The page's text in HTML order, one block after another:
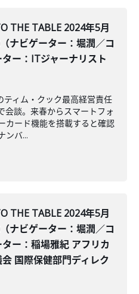
THE TABLE 2024年5月
ナビゲーター：堀潤／コ
ー：ITジャーナリスト
ィム・クック最高経営責任
会談。来春からスマートフォ
カード機能を搭載すると確認
ンバ...
THE TABLE 2024年5月
ナビゲーター：堀潤／コ
ー：稲場雅紀 アフリカ
国際保健部門ディレク